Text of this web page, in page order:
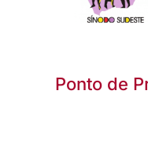
Ponto de